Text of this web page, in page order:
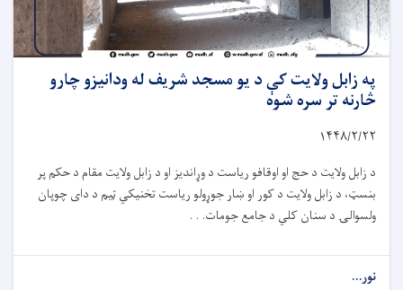
په زابل ولایت کې د یو مسجد شریف له ودانیزو چارو
څارنه تر سره شوه
۱۴۴۸/۲/۲۲
د زابل ولایت د حج او اوقافو ریاست د وړاندیز او د زابل ولایت مقام د حکم پر
بنسټ، د زابل ولایت د کور او ښار جوړولو ریاست تخنیکي ټیم د دای چوپان
ولسوالۍ د سنان کلي د جامع جومات. . .
نور...